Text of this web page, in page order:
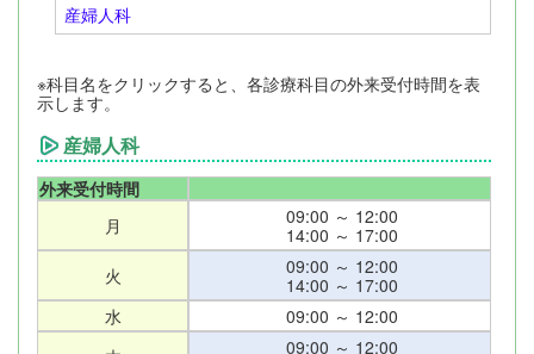
産婦人科
※科目名をクリックすると、各診療科目の外来受付時間を表
示します。
産婦人科
外来受付時間
月
09:00 ～ 12:00
14:00 ～ 17:00
火
09:00 ～ 12:00
14:00 ～ 17:00
水
09:00 ～ 12:00
09:00 ～ 12:00